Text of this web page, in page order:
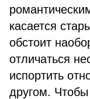
касается
обстоит
отличаться
испортить
другом.